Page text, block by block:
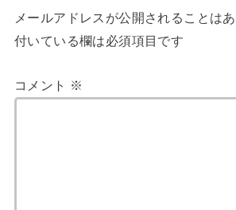
メールアドレスが公開されることはあ
付いている欄は必須項目です
コメント ※